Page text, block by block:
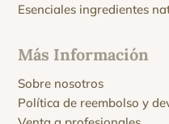
Esenciales ingredientes
Más Información
Sobre nosotros
Política de reembolso y